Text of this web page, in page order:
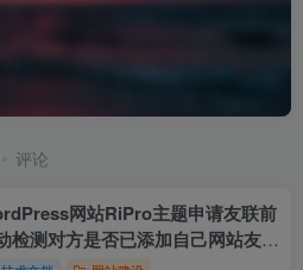
评论
网站RiPro主题申请友联前
检测对方是否已添加自己网站友链